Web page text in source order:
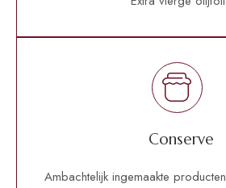
Conserve
Ambachtelijk ingemaakte